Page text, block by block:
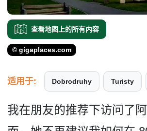
查看地图上的所有内容
© gigaplaces.com
适用于: Dobrodruhy Turisty
我在朋友的推荐下访问了